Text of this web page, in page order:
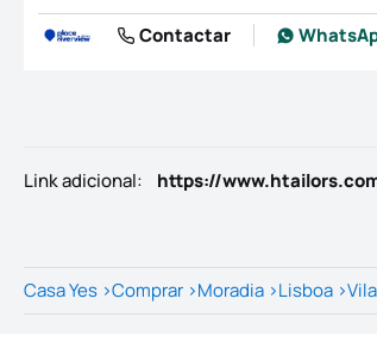
Contactar
Link adicional: https://
Casa Yes >Comprar >Moradia >Lisboa >